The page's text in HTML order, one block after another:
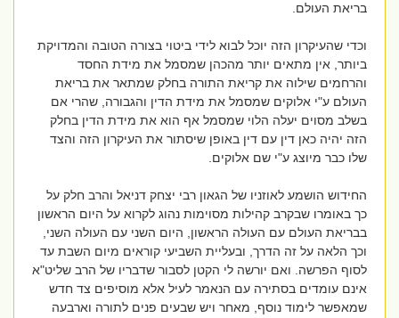
בריאת העולם.
וכדי שהעיקרון הזה יוכל לבוא לידי ביטוי בצורה הטובה והמדויקת
ביותר, אין מתאים יותר מהכהן שמסמל את מידת החסד
והרחמים שילוה את קריאת התורה בחלק שמתאר את בריאת
העולם ע"י אלוקים שמסמל את מידת הדין והגבורה, שהרי אם
בשלב מסוים יעלה הלוי שמסמל אף הוא את מידת הדין בחלק
הזה יהיה כאן דין עם דין באופן שיסתור את העיקרון הזה והצד
שלו כבר מיוצג ע"י שם אלוקים.
החידוש הושמע לאוזניו של הגאון רבי יצחק דניאל והרב חלק על
כך באומרו שבקרב קהילות מסוימות נהוג לקרוא על היום הראשון
בבריאת העולם עם העולה הראשון, היום השני עם העולה השני,
וכך הלאה על זה הדרך, ובעליית השביעי קוראים מיום השבת עד
לסוף הפרשה. ואם יורשה לי הקטן לסבור שדבריו של הרב שליט"א
אינם עומדים בסתירה עם הנאמר לעיל אלא מוסיפים צד חדש
שמאפשר לימוד נוסף, מאחר ויש שבעים פנים לתורה וארבעה